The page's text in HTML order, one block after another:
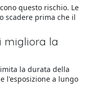
questo rischio. Le
scadere prima che il
migliora la
la durata della
l'esposizione a lungo